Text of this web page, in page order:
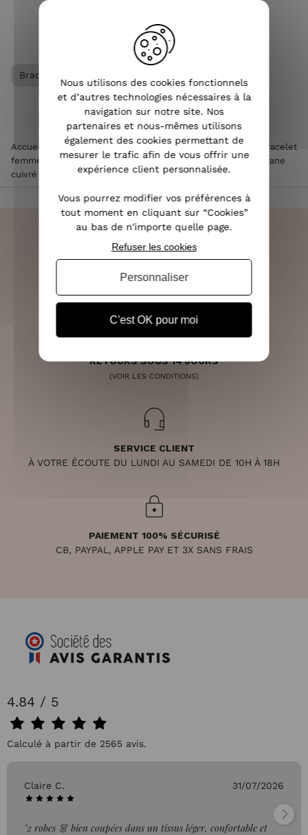
Bracelet femme
Accueil Accessoires de mode femme > Bijoux femme
Bracelet
femme
Bracelet LOL élastique noir capteur de rêves filigrane
cuivré
LIVRAISON RAPIDE
RETOURS SOUS 14 JOURS
(VOIR LES CONDITIONS)
SERVICE CLIENT
À VOTRE ÉCOUTE DU LUNDI AU SAMEDI DE 10H À 18H
PAIEMENT 100% SÉCURISÉ
CB, PAYPAL, APPLE PAY ET 3X SANS FRAIS
4.84 / 5
Calculé à partir de 2565 avis.
Claire C. 31/07/2026
"2 robes 👗 bien coupées dans un tissus léger, confortable et
Nous utilisons des cookies fonctionnels
et d’autres technologies nécessaires à la
navigation sur notre site. Nos
partenaires et nous-mêmes utilisons
également des cookies permettant de
mesurer le trafic afin de vous offrir une
expérience client personnalisée.
Vous pourrez modifier vos préférences à
tout moment en cliquant sur “Cookies”
au bas de n'importe quelle page.
C'est OK pour moi
Refuser les cookies
Personnaliser